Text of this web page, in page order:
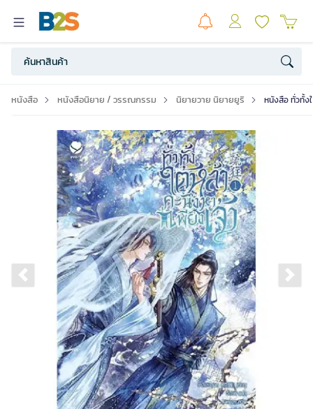
หนังสือ หนังสือนิยาย / วรรณกรรม นิยายวาย นิยายยูริ หนังสือ ทั่วทั้ง
Previous slide